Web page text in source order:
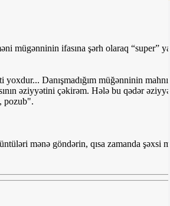
ifasına şərh olaraq “super”
Danışmadığım müğənninin
əziyyətini çəkirəm. Hələ bu qədər
pozub".
mənə göndərin, qısa zamanda şəxsi